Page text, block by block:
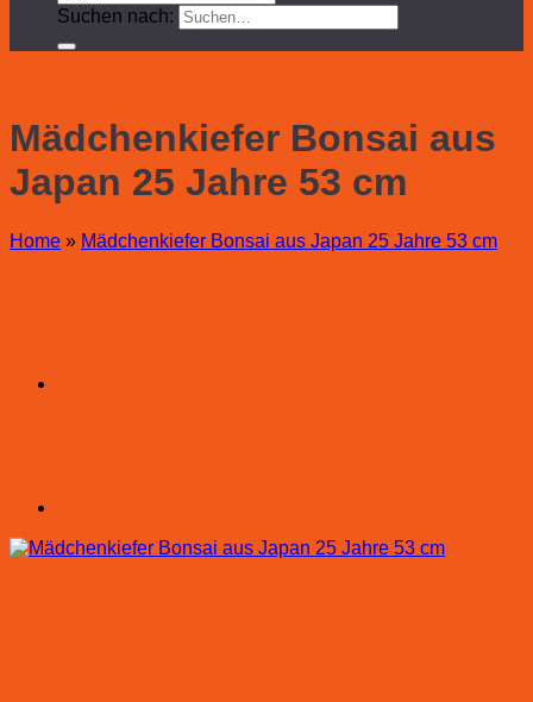
Suchen nach:
Mädchenkiefer Bonsai aus
Japan 25 Jahre 53 cm
Home » Mädchenkiefer Bonsai aus Japan 25 Jahre 53 cm